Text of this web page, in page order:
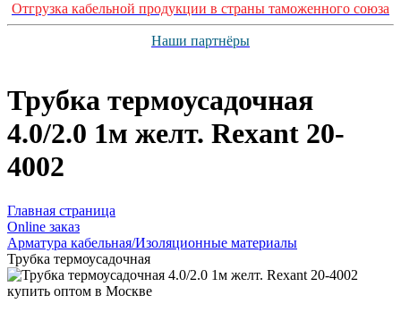
Отгрузка кабельной продукции в страны таможенного союза
Наши партнёры
Трубка термоусадочная
4.0/2.0 1м желт. Rexant 20-
4002
Главная страница
Оnline заказ
Арматура кабельная/Изоляционные материалы
Трубка термоусадочная